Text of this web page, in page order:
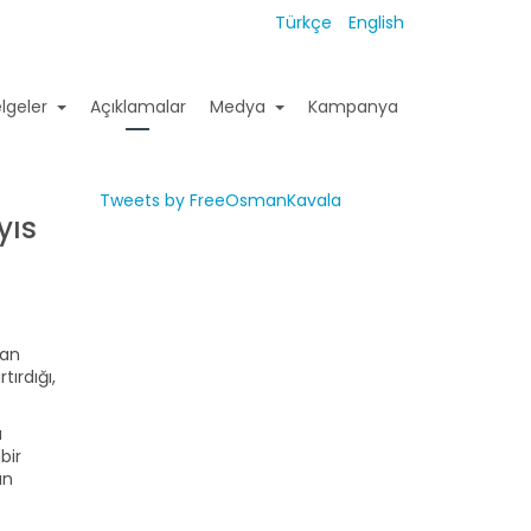
Türkçe English
Açıklamalar Medya Kampanya
Tweets by FreeOsmanKavala